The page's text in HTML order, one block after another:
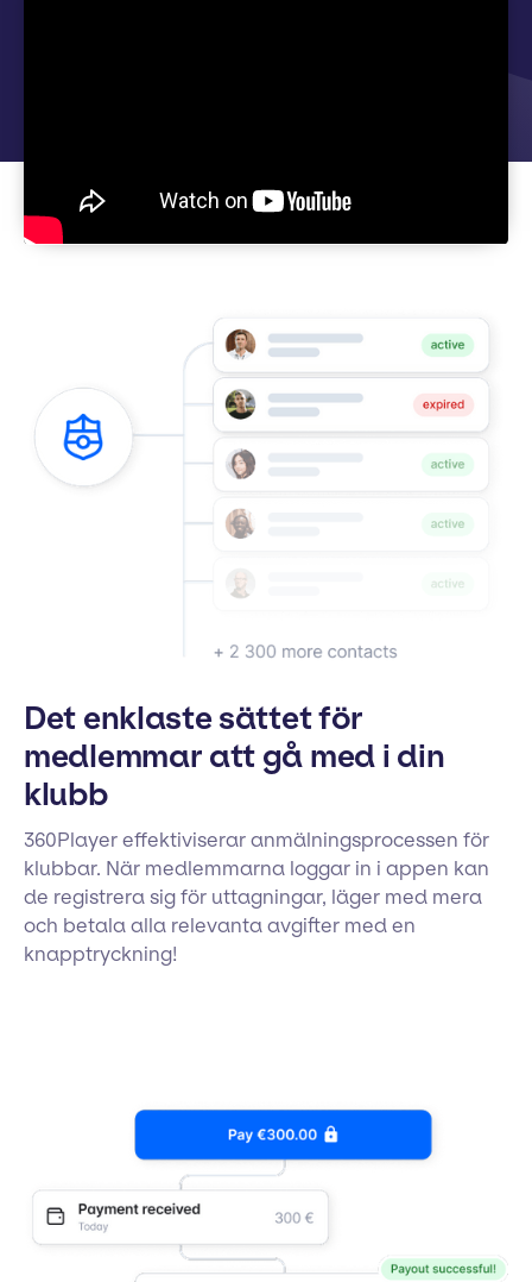
Det enklaste sättet för
medlemmar att gå med i din
klubb
360Player effektiviserar anmälningsprocessen för
klubbar. När medlemmarna loggar in i appen kan
de registrera sig för uttagningar, läger med mera
och betala alla relevanta avgifter med en
knapptryckning!